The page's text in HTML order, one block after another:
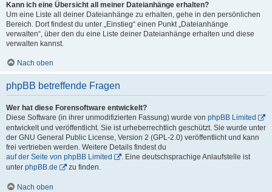
Kann ich eine Übersicht all meiner Dateianhänge erhalten?
Um eine Liste all deiner Dateianhänge zu erhalten, gehe in den persönlichen
Bereich. Dort findest du unter „Einstieg“ einen Punkt „Dateianhänge
verwalten“, über den du eine Liste deiner Dateianhänge erhalten und diese
verwalten kannst.
Nach oben
phpBB betreffende Fragen
Wer hat diese Forensoftware entwickelt?
Diese Software (in ihrer unmodifizierten Fassung) wurde von phpBB Limited
entwickelt und veröffentlicht. Sie ist urheberrechtlich geschützt. Sie wurde unter
der GNU General Public License, Version 2 (GPL-2.0) veröffentlicht und kann
frei vertrieben werden. Weitere Details findest du
auf der Seite von phpBB Limited
. Eine deutschsprachige Anlaufstelle ist
unter phpBB.de zu finden.
Nach oben